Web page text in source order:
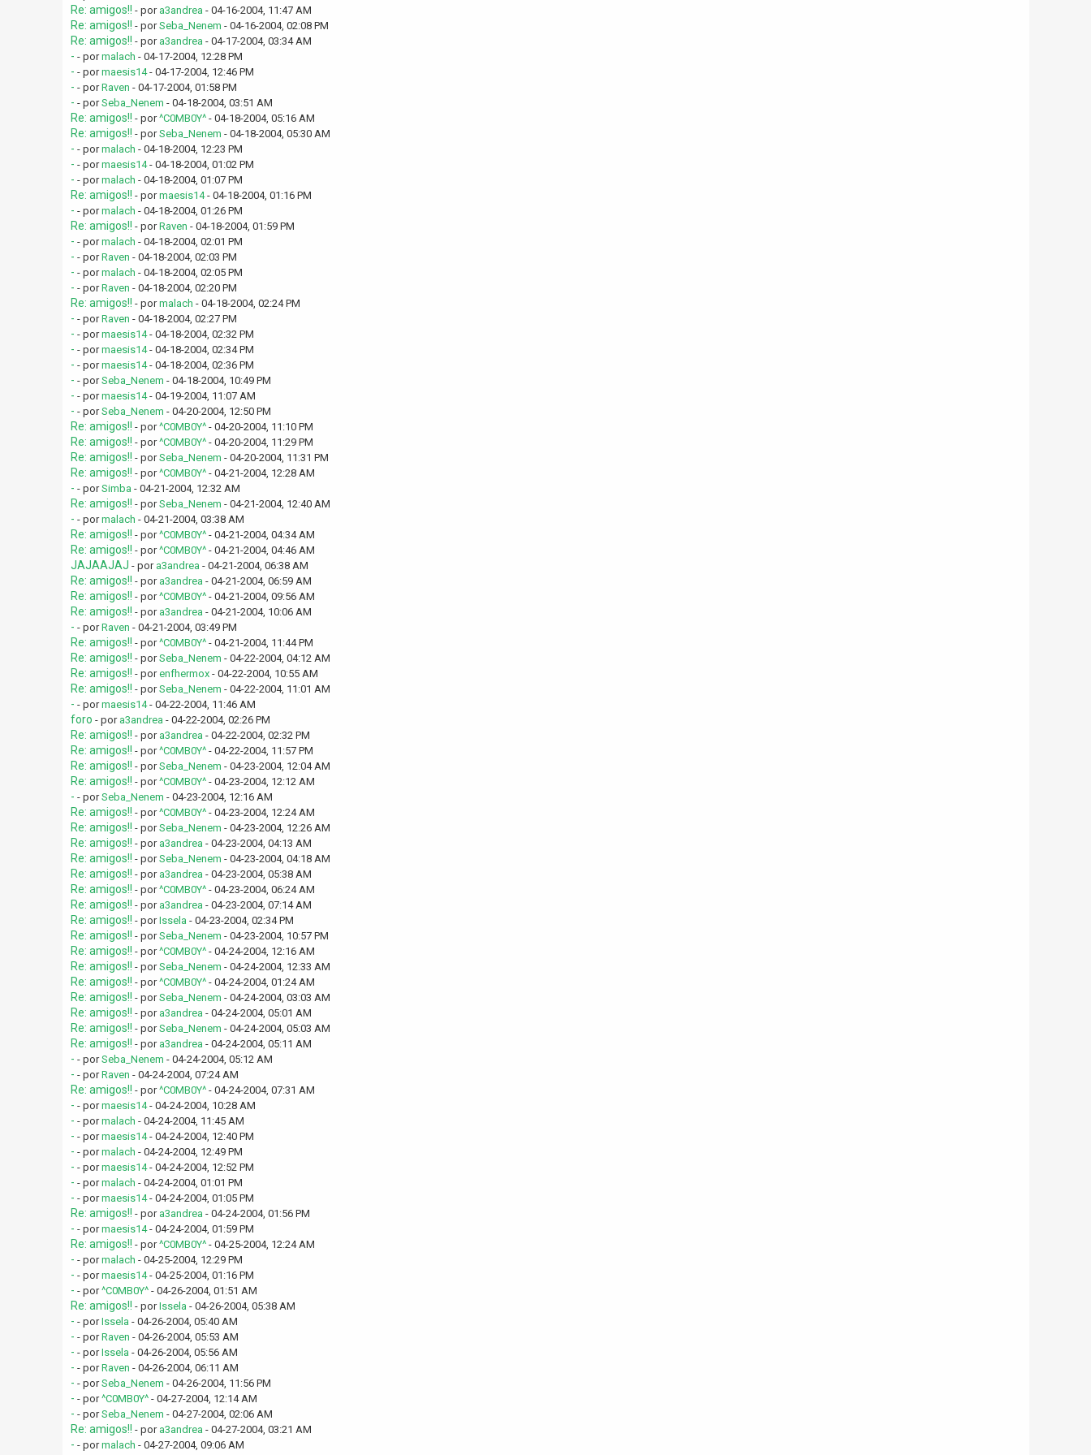
Re: amigos!! - por a3andrea - 04-16-2004, 11:47 AM
Re: amigos!! - porSeba_Nenem - 04-16-2004, 02:08 PM
Re: amigos!! - por a3andrea - 04-17-2004, 03:34 AM
- - pormalach - 04-17-2004, 12:28 PM
- - pormaesis14- 04-17-2004, 12:46 PM
- - porRaven - 04-17-2004, 01:58 PM
- - porSeba_Nenem - 04-18-2004, 03:51 AM
Re: amigos!! - por^C0MB0Y^- 04-18-2004, 05:16 AM
Re: amigos!! - porSeba_Nenem - 04-18-2004, 05:30 AM
- - pormalach - 04-18-2004, 12:23 PM
- - pormaesis14- 04-18-2004, 01:02 PM
- - pormalach - 04-18-2004, 01:07 PM
Re: amigos!! - pormaesis14- 04-18-2004, 01:16 PM
- - pormalach - 04-18-2004, 01:26 PM
Re: amigos!! - porRaven - 04-18-2004, 01:59 PM
- - pormalach - 04-18-2004, 02:01 PM
- - porRaven - 04-18-2004, 02:03 PM
- - pormalach - 04-18-2004, 02:05 PM
- - porRaven - 04-18-2004, 02:20 PM
Re: amigos!! - pormalach - 04-18-2004, 02:24 PM
- - porRaven - 04-18-2004, 02:27 PM
- - pormaesis14- 04-18-2004, 02:32 PM
- - pormaesis14- 04-18-2004, 02:34 PM
- - pormaesis14- 04-18-2004, 02:36 PM
- - porSeba_Nenem - 04-18-2004, 10:49 PM
- - pormaesis14- 04-19-2004, 11:07 AM
- - porSeba_Nenem - 04-20-2004, 12:50 PM
Re: amigos!! - por^C0MB0Y^- 04-20-2004, 11:10 PM
Re: amigos!! - por^C0MB0Y^- 04-20-2004, 11:29 PM
Re: amigos!! - porSeba_Nenem - 04-20-2004, 11:31 PM
Re: amigos!! - por^C0MB0Y^- 04-21-2004, 12:28 AM
- - porSimba - 04-21-2004, 12:32 AM
Re: amigos!! - porSeba_Nenem - 04-21-2004, 12:40 AM
- - pormalach - 04-21-2004, 03:38 AM
Re: amigos!! - por^C0MB0Y^- 04-21-2004, 04:34 AM
Re: amigos!! - por^C0MB0Y^- 04-21-2004, 04:46 AM
JAJAAJAJ - por a3andrea - 04-21-2004, 06:38 AM
Re: amigos!! - por a3andrea - 04-21-2004, 06:59 AM
Re: amigos!! - por^C0MB0Y^- 04-21-2004, 09:56 AM
Re: amigos!! - por a3andrea - 04-21-2004, 10:06 AM
- - porRaven - 04-21-2004, 03:49 PM
Re: amigos!! - por^C0MB0Y^- 04-21-2004, 11:44 PM
Re: amigos!! - porSeba_Nenem - 04-22-2004, 04:12 AM
Re: amigos!! - porenfhermox- 04-22-2004, 10:55 AM
Re: amigos!! - porSeba_Nenem - 04-22-2004, 11:01 AM
- - pormaesis14- 04-22-2004, 11:46 AM
foro - por a3andrea - 04-22-2004, 02:26 PM
Re: amigos!! - por a3andrea - 04-22-2004, 02:32 PM
Re: amigos!! - por^C0MB0Y^- 04-22-2004, 11:57 PM
Re: amigos!! - porSeba_Nenem - 04-23-2004, 12:04 AM
Re: amigos!! - por^C0MB0Y^- 04-23-2004, 12:12 AM
- - porSeba_Nenem - 04-23-2004, 12:16 AM
Re: amigos!! - por^C0MB0Y^- 04-23-2004, 12:24 AM
Re: amigos!! - porSeba_Nenem - 04-23-2004, 12:26 AM
Re: amigos!! - por a3andrea - 04-23-2004, 04:13 AM
Re: amigos!! - porSeba_Nenem - 04-23-2004, 04:18 AM
Re: amigos!! - por a3andrea - 04-23-2004, 05:38 AM
Re: amigos!! - por^C0MB0Y^- 04-23-2004, 06:24 AM
Re: amigos!! - por a3andrea - 04-23-2004, 07:14 AM
Re: amigos!! - porIssela - 04-23-2004, 02:34 PM
Re: amigos!! - porSeba_Nenem - 04-23-2004, 10:57 PM
Re: amigos!! - por^C0MB0Y^- 04-24-2004, 12:16 AM
Re: amigos!! - porSeba_Nenem - 04-24-2004, 12:33 AM
Re: amigos!! - por^C0MB0Y^- 04-24-2004, 01:24 AM
Re: amigos!! - porSeba_Nenem - 04-24-2004, 03:03 AM
Re: amigos!! - por a3andrea - 04-24-2004, 05:01 AM
Re: amigos!! - porSeba_Nenem - 04-24-2004, 05:03 AM
Re: amigos!! - por a3andrea - 04-24-2004, 05:11 AM
- - porSeba_Nenem - 04-24-2004, 05:12 AM
- - porRaven - 04-24-2004, 07:24 AM
Re: amigos!! - por^C0MB0Y^- 04-24-2004, 07:31 AM
- - pormaesis14- 04-24-2004, 10:28 AM
- - pormalach - 04-24-2004, 11:45 AM
- - pormaesis14- 04-24-2004, 12:40 PM
- - pormalach - 04-24-2004, 12:49 PM
- - pormaesis14- 04-24-2004, 12:52 PM
- - pormalach - 04-24-2004, 01:01 PM
- - pormaesis14- 04-24-2004, 01:05 PM
Re: amigos!! - por a3andrea - 04-24-2004, 01:56 PM
- - pormaesis14- 04-24-2004, 01:59 PM
Re: amigos!! - por^C0MB0Y^- 04-25-2004, 12:24 AM
- - pormalach - 04-25-2004, 12:29 PM
- - pormaesis14- 04-25-2004, 01:16 PM
- - por^C0MB0Y^- 04-26-2004, 01:51 AM
Re: amigos!! - porIssela - 04-26-2004, 05:38 AM
- - porIssela - 04-26-2004, 05:40 AM
- - porRaven - 04-26-2004, 05:53 AM
- - porIssela - 04-26-2004, 05:56 AM
- - porRaven - 04-26-2004, 06:11 AM
- - porSeba_Nenem - 04-26-2004, 11:56 PM
- - por^C0MB0Y^- 04-27-2004, 12:14 AM
- - porSeba_Nenem - 04-27-2004, 02:06 AM
Re: amigos!! - por a3andrea - 04-27-2004, 03:21 AM
- - pormalach - 04-27-2004, 09:06 AM